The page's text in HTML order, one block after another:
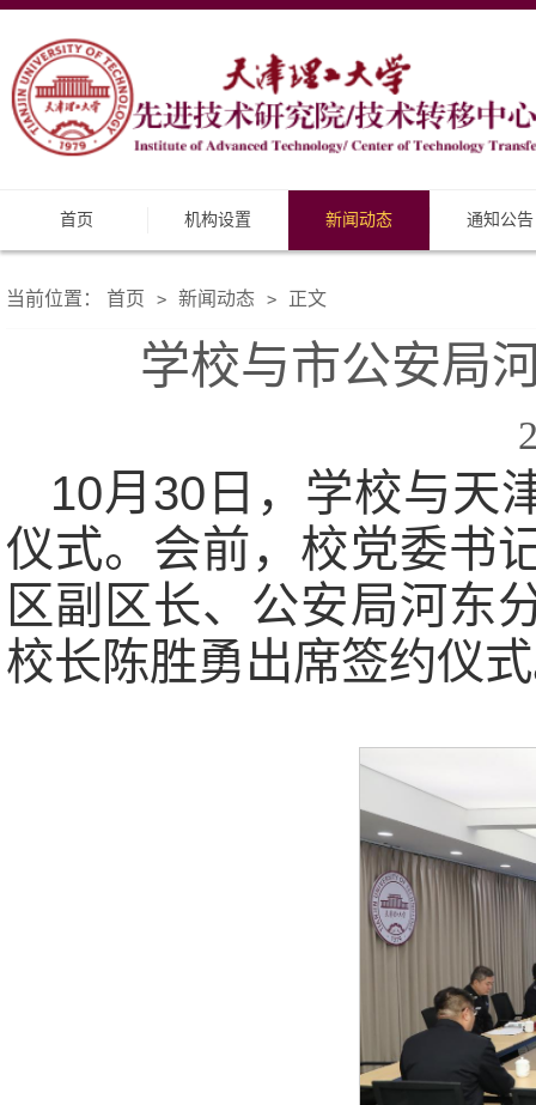
首页 机构设置 新闻动态 通知公告
当前位置： 首页 > 新闻动态 > 正文
学校与市公安局
10月30日，学校与天
仪式。会前，校党委书
区副区长、公安局河东
校长陈胜勇出席签约仪